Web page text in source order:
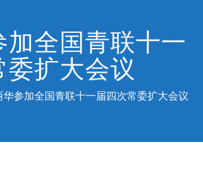
全国青联十一
委扩大会议
华参加全国青联十一届四次常委扩大会议